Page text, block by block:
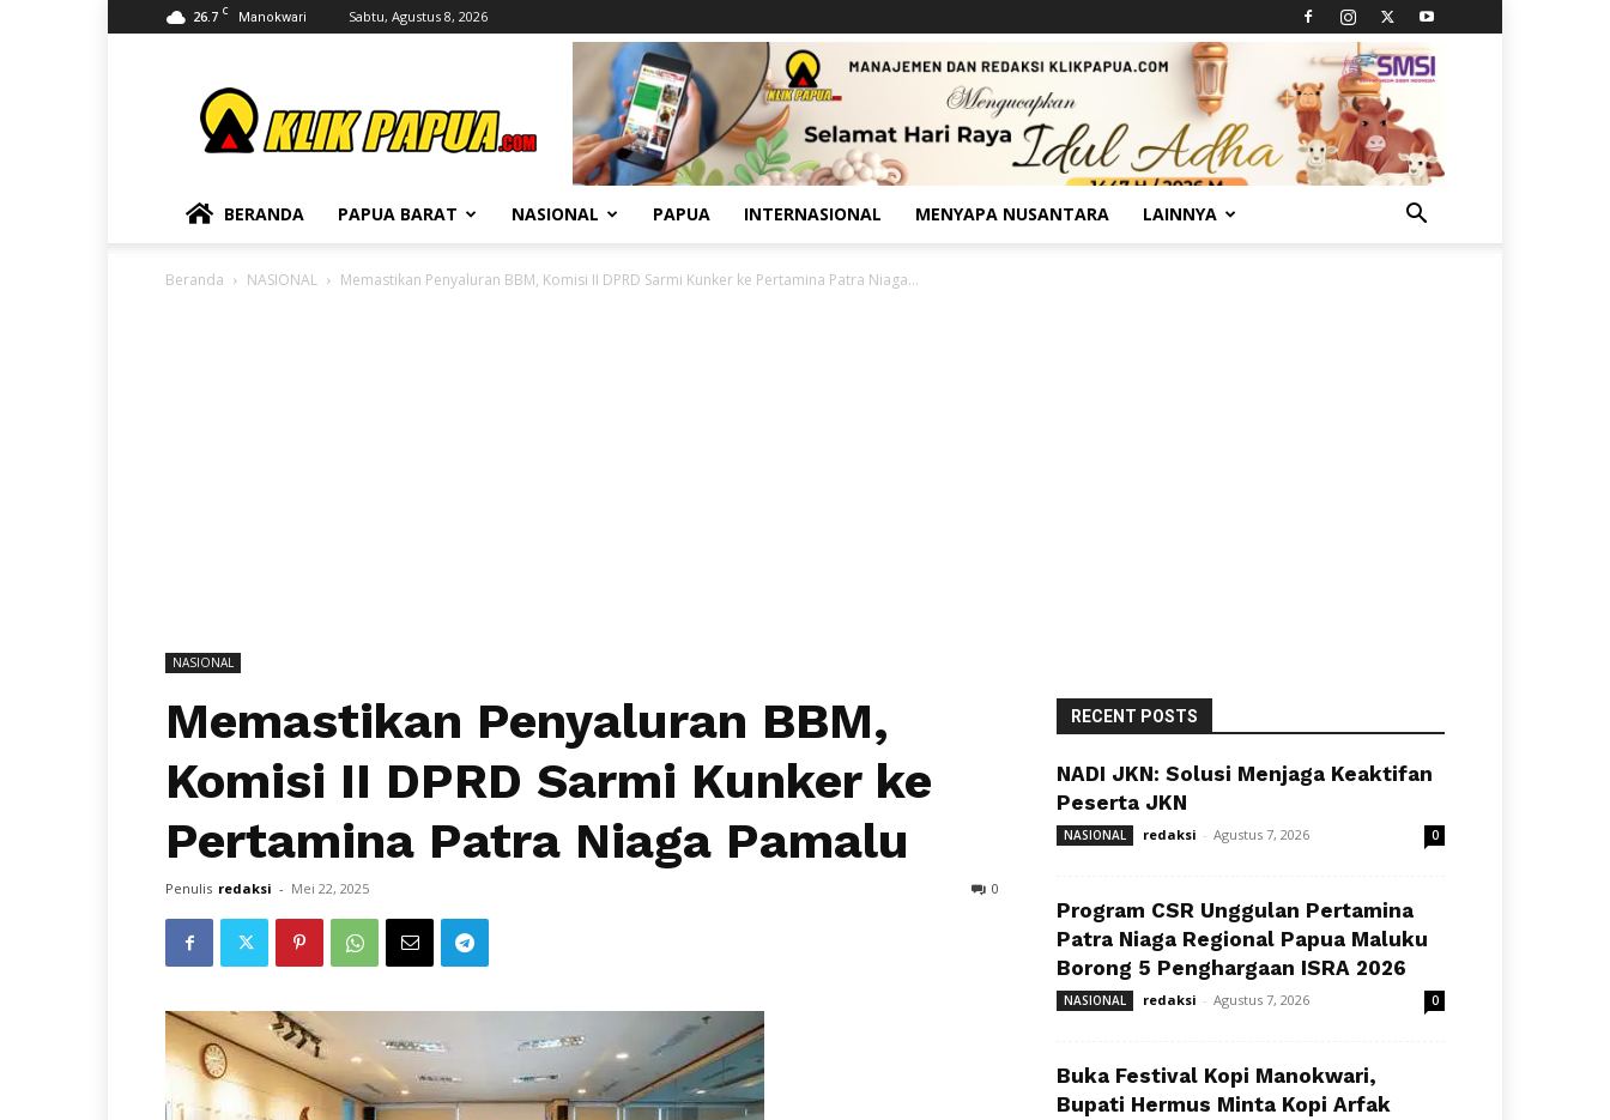
26.7 C Manokwari Sabtu, Agustus 8, 2026
BERANDA PAPUA BARAT NASIONAL PAPUA INTERNASIONAL MENYAPA NUSANTARA LAINNYA
Beranda NASIONAL Memastikan Penyaluran BBM, Komisi II DPRD Sarmi Kunker ke Pertamina Patra Niaga...
NASIONAL
Memastikan Penyaluran BBM,
Komisi II DPRD Sarmi Kunker ke
Pertamina Patra Niaga Pamalu
Penulis redaksi - Mei 22, 2025 0
RECENT POSTS
NADI JKN: Solusi Menjaga Keaktifan
Peserta JKN
NASIONAL redaksi - Agustus 7, 2026 0
Program CSR Unggulan Pertamina
Patra Niaga Regional Papua Maluku
Borong 5 Penghargaan ISRA 2026
NASIONAL redaksi - Agustus 7, 2026 0
Buka Festival Kopi Manokwari,
Bupati Hermus Minta Kopi Arfak